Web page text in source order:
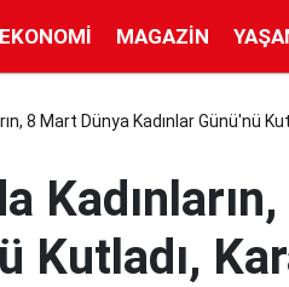
EKONOMI MAGAZIN
8 Mart Dünya Kadınlar Günü'nü
Kutladı,